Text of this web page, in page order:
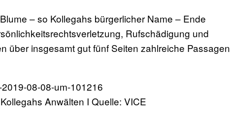
– so Kollegahs bürgerlicher Name – Ende
Rufschädigung und
über insgesamt gut fünf Seiten zahlreiche Passagen
Anwälten I Quelle: VICE